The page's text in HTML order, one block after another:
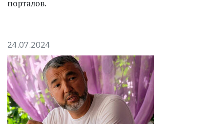
порталов.
24.07.2024